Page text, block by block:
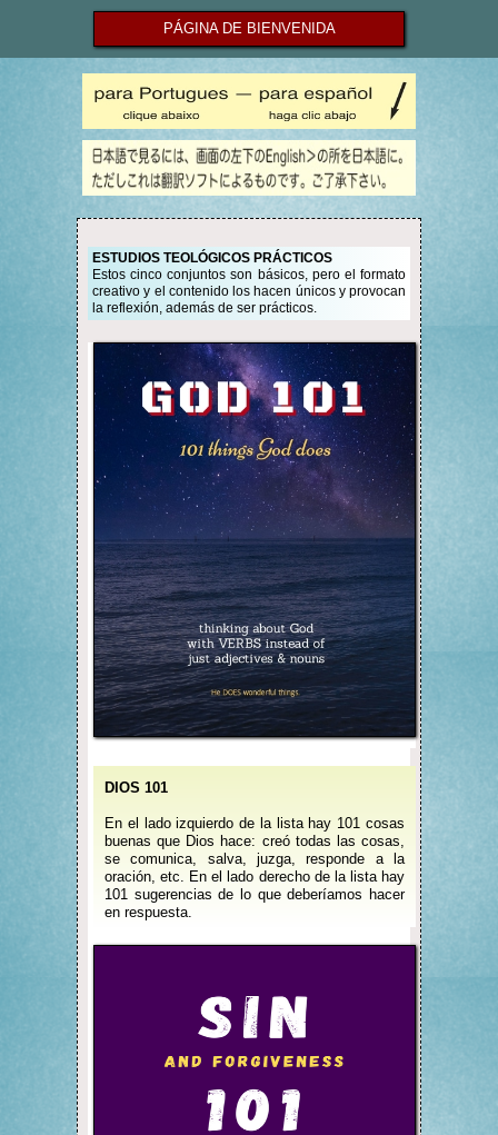
PÁGINA DE BIENVENIDA
ESTUDIOS TEOLÓGICOS PRÁCTICOS
Estos cinco conjuntos son básicos, pero el formato
creativo y el contenido los hacen únicos y provocan
la reflexión, además de ser prácticos.
DIOS 101
En el lado izquierdo de la lista hay 101 cosas
buenas que Dios hace: creó todas las cosas,
se comunica, salva, juzga, responde a la
oración, etc. En el lado derecho de la lista hay
101 sugerencias de lo que deberíamos hacer
en respuesta.